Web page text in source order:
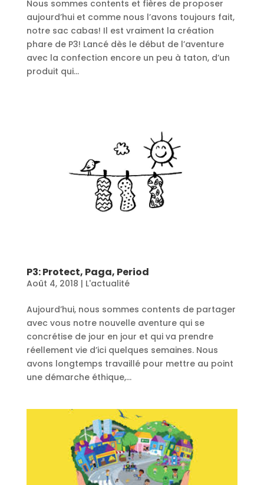
Nous sommes contents et fières de proposer
aujourd’hui et comme nous l’avons toujours fait,
notre sac cabas! Il est vraiment la création
phare de P3! Lancé dès le début de l’aventure
avec la confection encore un peu à taton, d’un
produit qui...
P3: Protect, Paga, Period
Août 4, 2018 | L'actualité
Aujourd’hui, nous sommes contents de partager
avec vous notre nouvelle aventure qui se
concrétise de jour en jour et qui va prendre
réellement vie d’ici quelques semaines. Nous
avons longtemps travaillé pour mettre au point
une démarche éthique,...